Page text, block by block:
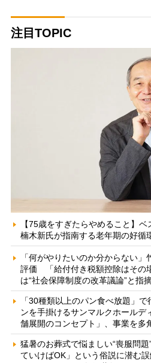
注目TOPIC
【75歳をすぎたらやめること】
楠木新氏が指南する老年期の好循
「何がやりたいのか分からない
評価 「給付付き税額控除はその
は“社会保障制度の改革議論”と指
「30種類以上のパン食べ放題」
ンを手掛けるサンマルクホール
舗展開のコンセプト」、事業を多
猛暑のお葬式で悩ましい“喪服問
ていけばOK」という俗説に潜む